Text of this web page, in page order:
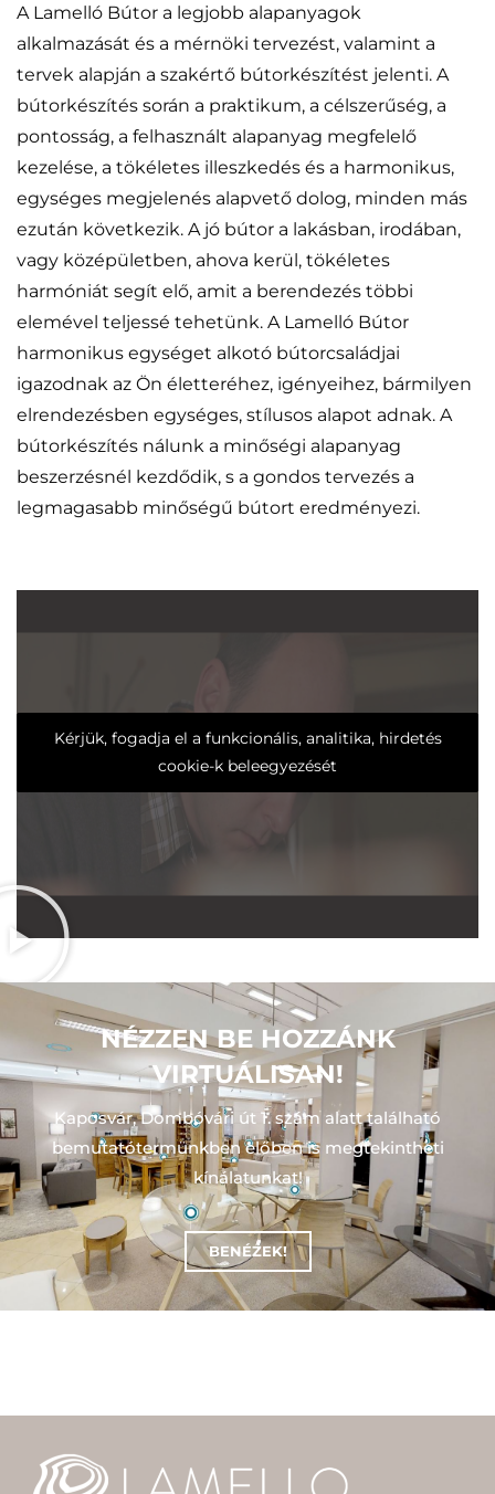
A Lamelló Bútor a legjobb alapanyagok
alkalmazását és a mérnöki tervezést, valamint a
tervek alapján a szakértő bútorkészítést jelenti. A
bútorkészítés során a praktikum, a célszerűség, a
pontosság, a felhasznált alapanyag megfelelő
kezelése, a tökéletes illeszkedés és a harmonikus,
egységes megjelenés alapvető dolog, minden más
ezután következik. A jó bútor a lakásban, irodában,
vagy középületben, ahova kerül, tökéletes
harmóniát segít elő, amit a berendezés többi
elemével teljessé tehetünk. A Lamelló Bútor
harmonikus egységet alkotó bútorcsaládjai
igazodnak az Ön életteréhez, igényeihez, bármilyen
elrendezésben egységes, stílusos alapot adnak. A
bútorkészítés nálunk a minőségi alapanyag
beszerzésnél kezdődik, s a gondos tervezés a
legmagasabb minőségű bútort eredményezi.
Kérjük, fogadja el a funkcionális, analitika, hirdetés
cookie-k beleegyezését
NÉZZEN BE HOZZÁNK
VIRTUÁLISAN!
Kaposvár, Dombóvári út 1. szám alatt található
bemutatótermünkben előben is megtekintheti
kínálatunkat!
BENÉZEK!